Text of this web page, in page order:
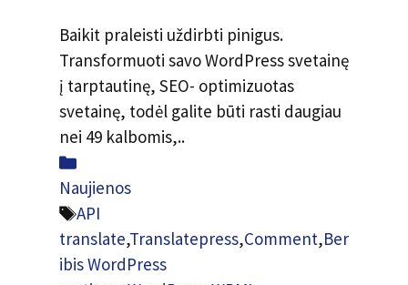
Baikit praleisti uždirbti pinigus.
Transformuoti savo WordPress svetainę
į tarptautinę, SEO- optimizuotas
svetainę, todėl galite būti rasti daugiau
nei 49 kalbomis,..
Kategorijos
Naujienos
Žymos
API
translate,Translatepress,Comment,Ber
ibis WordPress